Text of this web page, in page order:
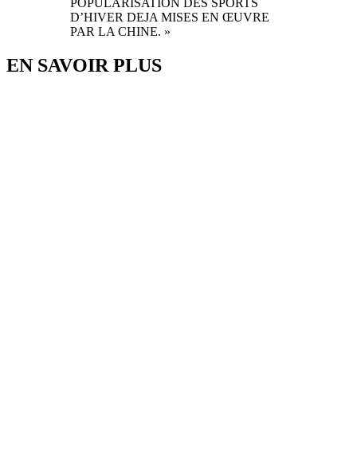
D’HIVER DEJA MISES EN ŒUVRE
PAR LA CHINE. »
EN SAVOIR PLUS